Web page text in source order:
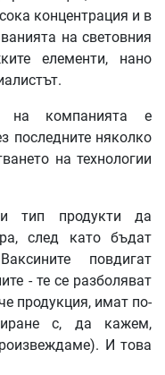
концентрация и в
на световния
елементи, нано
на компанията е
последните няколко
на технологии
тип продукти да
след като бъдат
повдигат
- те се разболяват
продукция, имат по-
с, да кажем,
И това